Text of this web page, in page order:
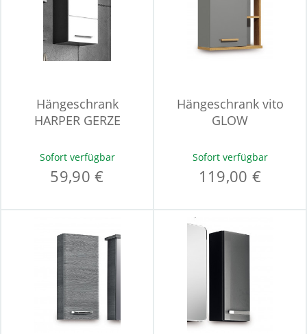
Hängeschrank
HARPER GERZE
Sofort verfügbar
59,90 €
Hängeschrank vito
GLOW
Sofort verfügbar
119,00 €